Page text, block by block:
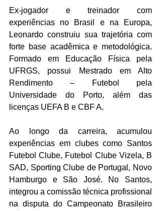
Ex-jogador e treinador com
experiências no Brasil e na Europa,
Leonardo construiu sua trajetória com
forte base acadêmica e metodológica.
Formado em Educação Física pela
UFRGS, possui Mestrado em Alto
Rendimento – Futebol pela
Universidade do Porto, além das
licenças UEFA B e CBF A.
Ao longo da carreira, acumulou
experiências em clubes como Santos
Futebol Clube, Futebol Clube Vizela, B
SAD, Sporting Clube de Portugal, Novo
Hamburgo e São José. No Santos,
integrou a comissão técnica profissional
na disputa do Campeonato Brasileiro